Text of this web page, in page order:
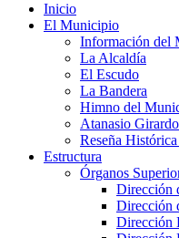
Inicio
El Municipio
Información del
La Alcaldía
El Escudo
La Bandera
Himno del
Atanasio
Reseña
Estructura
Órganos
Dirección
Dirección
Dirección